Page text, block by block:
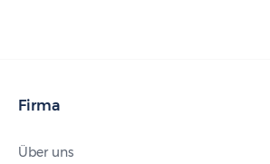
Firma
Über uns